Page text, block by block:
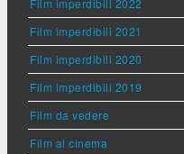
Film imperdibili 2022
Film imperdibili 2021
Film imperdibili 2020
Film imperdibili 2019
Film da vedere
Film al cinema